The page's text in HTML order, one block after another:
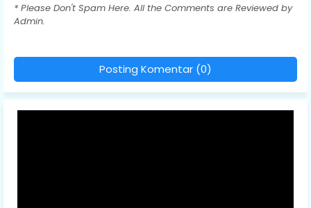
* Please Don't Spam Here. All the Comments are Reviewed by
Admin.
Posting Komentar (0)